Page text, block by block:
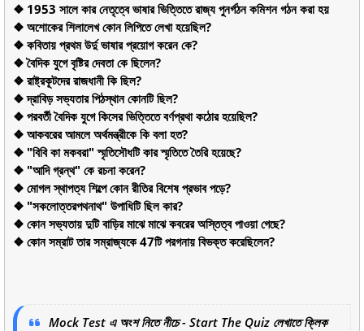
❖ 1953 সালে কার নেতৃত্বে ভাষার ভিত্তিতে রাজ্য পুনর্গঠন কমিশন গঠন করা হয়
❖ অশোকের শিলালেখ কোন লিপিতে লেখা হয়েছিল?
❖ কবিতায় প্রথম উর্দু ভাষার প্রয়োগ করেন কে?
❖ বৈদিক যুগে বৃষ্টির দেবতা কে ছিলেন?
❖ রাষ্ট্রকূটদের রাজধানী কি ছিল?
❖ দ্রাবিড় সভ্যতার পিঠস্থান কোনটি ছিল?
❖ পরবর্তী বৈদিক যুগে কিসের ভিত্তিতে বর্ণপ্রথা কঠোর হয়েছিল?
❖ আকবরের আমলে অর্থমন্ত্রীকে কি বলা হত?
❖ "বিবি কা মকবরা" স্মৃতিসৌধটি কার স্মৃতিতে তৈরি হয়েছে?
❖ "আদি গ্রন্থ" কে রচনা করেন?
❖ মোগল স্থাপত্য শিল্পে কোন রীতির বিশেষ প্রভাব পড়ে?
❖ "সকলোত্তরপথনাথ" উপাধিটি ছিল কার?
❖ কোন সভ্যতায় দুটি বাড়ির মাঝে মাঝে কবরের অস্তিত্ব পাওয়া গেছে?
❖ কোন সম্রাট তার সম্রাজ্যকে 47টি পরগনায় বিভক্ত করেছিলেন?
Mock Test এ অংশ নিতে নীচে - Start The Quiz লেখাতে ক্লিক